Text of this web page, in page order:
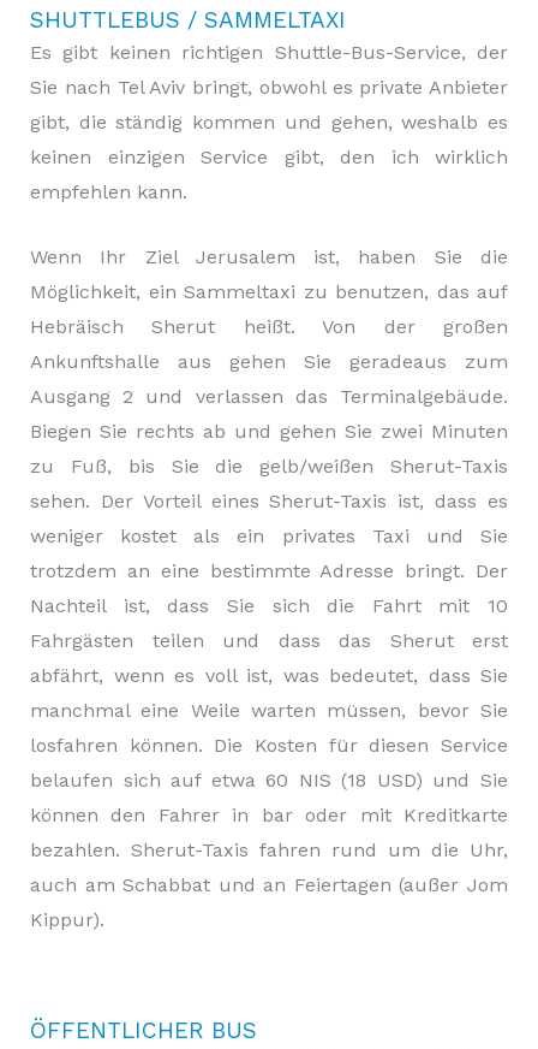
SHUTTLEBUS / SAMMELTAXI
Es gibt keinen richtigen Shuttle-Bus-Service, der
Sie nach Tel Aviv bringt, obwohl es private Anbieter
gibt, die ständig kommen und gehen, weshalb es
keinen einzigen Service gibt, den ich wirklich
empfehlen kann.
Wenn Ihr Ziel Jerusalem ist, haben Sie die
Möglichkeit, ein Sammeltaxi zu benutzen, das auf
Hebräisch Sherut heißt. Von der großen
Ankunftshalle aus gehen Sie geradeaus zum
Ausgang 2 und verlassen das Terminalgebäude.
Biegen Sie rechts ab und gehen Sie zwei Minuten
zu Fuß, bis Sie die gelb/weißen Sherut-Taxis
sehen. Der Vorteil eines Sherut-Taxis ist, dass es
weniger kostet als ein privates Taxi und Sie
trotzdem an eine bestimmte Adresse bringt. Der
Nachteil ist, dass Sie sich die Fahrt mit 10
Fahrgästen teilen und dass das Sherut erst
abfährt, wenn es voll ist, was bedeutet, dass Sie
manchmal eine Weile warten müssen, bevor Sie
losfahren können. Die Kosten für diesen Service
belaufen sich auf etwa 60 NIS (18 USD) und Sie
können den Fahrer in bar oder mit Kreditkarte
bezahlen. Sherut-Taxis fahren rund um die Uhr,
auch am Schabbat und an Feiertagen (außer Jom
Kippur).
ÖFFENTLICHER BUS